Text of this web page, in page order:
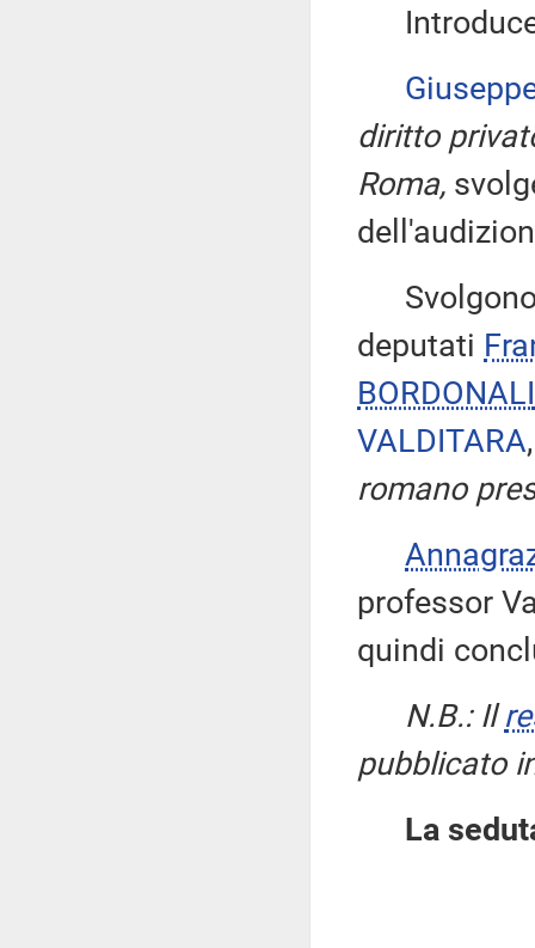
diritto
Roma,
Svolgono
deputati
BORDONALI
VALDITARA
romano
professor
quindi
N.B.: Il
pubblicato
La